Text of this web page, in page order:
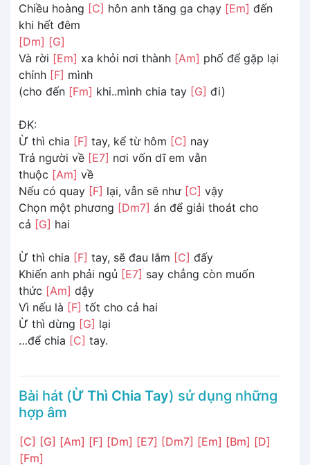
Chiều hoàng [C] hôn anh tăng ga chạy [Em] đến
khi hết đêm
[Dm] [G]
Và rời [Em] xa khỏi nơi thành [Am] phố để gặp lại
chính [F] mình
(cho đến [Fm] khi..mình chia tay [G] đi)
ĐK:
Ừ thì chia [F] tay, kể từ hôm [C] nay
Trả người về [E7] nơi vốn dĩ em vẫn
thuộc [Am] về
Nếu có quay [F] lại, vẫn sẽ như [C] vậy
Chọn một phương [Dm7] án để giải thoát cho
cả [G] hai
Ừ thì chia [F] tay, sẽ đau lắm [C] đấy
Khiến anh phải ngủ [E7] say chẳng còn muốn
thức [Am] dậy
Vì nếu là [F] tốt cho cả hai
Ừ thì dừng [G] lại
…để chia [C] tay.
Bài hát (Ừ Thì Chia Tay) sử dụng những
hợp âm
[C] [G] [Am] [F] [Dm] [E7] [Dm7] [Em] [Bm] [D]
[Fm]